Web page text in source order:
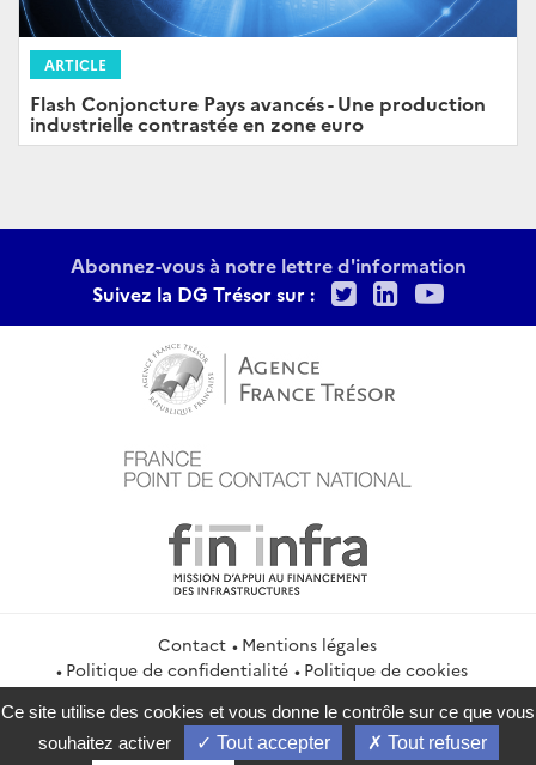
ARTICLE
Flash Conjoncture Pays avancés - Une production
industrielle contrastée en zone euro
Abonnez-vous à notre lettre d'information
Suivez la DG Trésor sur :
TwitterLinkedIn
Contact
Mentions légales
Politique de confidentialité
Politique de cookies
Gestion des cookies
Flux RSS
service-public.gouv.fr
legifrance.gouv.fr
info.gouv.fr
Ce site utilise des cookies et vous donne le contrôle sur ce que vous
souhaitez activer
Tout accepter Tout refuser